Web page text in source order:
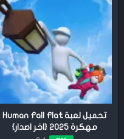
تحميل لعبة Human Fall Flat
مهكرة 2025 {اخر اصدار}